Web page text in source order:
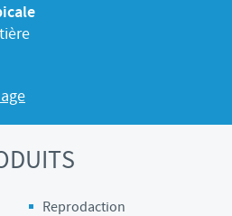
Reprodaction